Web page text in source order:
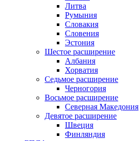
Литва
Румыния
Словакия
Словения
Эстония
Шестое расширение
Албания
Хорватия
Седьмое расширение
Черногория
Восьмое расширение
Северная Македония
Девятое расширение
Швеция
Финляндия